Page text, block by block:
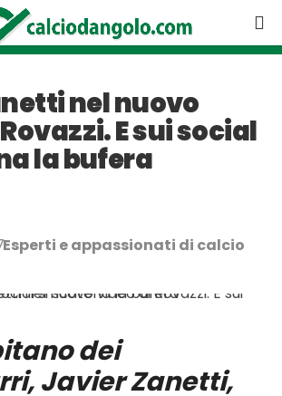
nel nuovo
E sui social
la bufera
Esperti e appassionati di calcio
dei
Javier Zanetti,